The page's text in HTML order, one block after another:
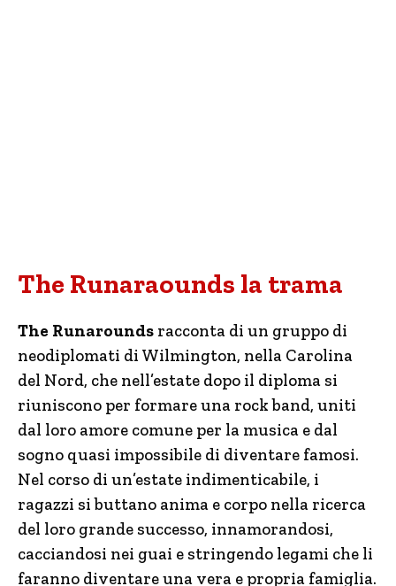
The Runaraounds la trama
The Runarounds racconta di un gruppo di
neodiplomati di Wilmington, nella Carolina
del Nord, che nell’estate dopo il diploma si
riuniscono per formare una rock band, uniti
dal loro amore comune per la musica e dal
sogno quasi impossibile di diventare famosi.
Nel corso di un’estate indimenticabile, i
ragazzi si buttano anima e corpo nella ricerca
del loro grande successo, innamorandosi,
cacciandosi nei guai e stringendo legami che li
faranno diventare una vera e propria famiglia.